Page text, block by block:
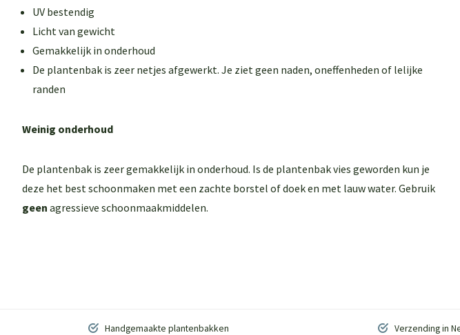
UV bestendig
Licht van gewicht
Gemakkelijk in onderhoud
De plantenbak is zeer netjes afgewerkt. Je ziet geen naden, oneffenheden of lelijke
randen
Weinig onderhoud
De plantenbak is zeer gemakkelijk in onderhoud. Is de plantenbak vies geworden kun je
deze het best schoonmaken met een zachte borstel of doek en met lauw water. Gebruik
geen agressieve schoonmaakmiddelen.
Handgemaakte plantenbakken Verzending in